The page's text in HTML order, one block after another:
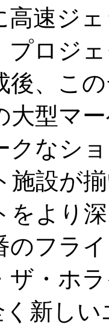
高速ジ
プロジ
後、こ
大型マ
クなシ
施設が
をより
のフラ
ザ・ホ
く新し